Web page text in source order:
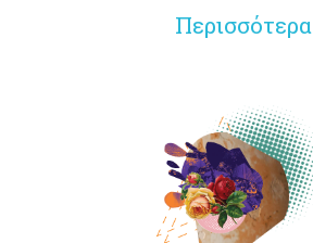
Περισσότερα